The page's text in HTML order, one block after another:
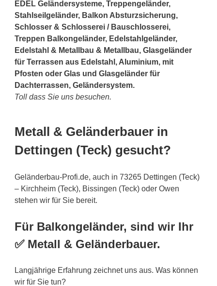
EDEL Geländersysteme, Treppengeländer,
Stahlseilgeländer, Balkon Absturzsicherung,
Schlosser & Schlosserei / Bauschlosserei,
Treppen Balkongeländer, Edelstahlgeländer,
Edelstahl & Metallbau & Metallbau, Glasgeländer
für Terrassen aus Edelstahl, Aluminium, mit
Pfosten oder Glas und Glasgeländer für
Dachterrassen, Geländersystem.
Toll dass Sie uns besuchen.
Metall & Geländerbauer in
Dettingen (Teck) gesucht?
Geländerbau-Profi.de, auch in 73265 Dettingen (Teck)
– Kirchheim (Teck), Bissingen (Teck) oder Owen
stehen wir für Sie bereit.
Für Balkongeländer, sind wir Ihr
✅ Metall & Geländerbauer.
Langjährige Erfahrung zeichnet uns aus. Was können
wir für Sie tun?